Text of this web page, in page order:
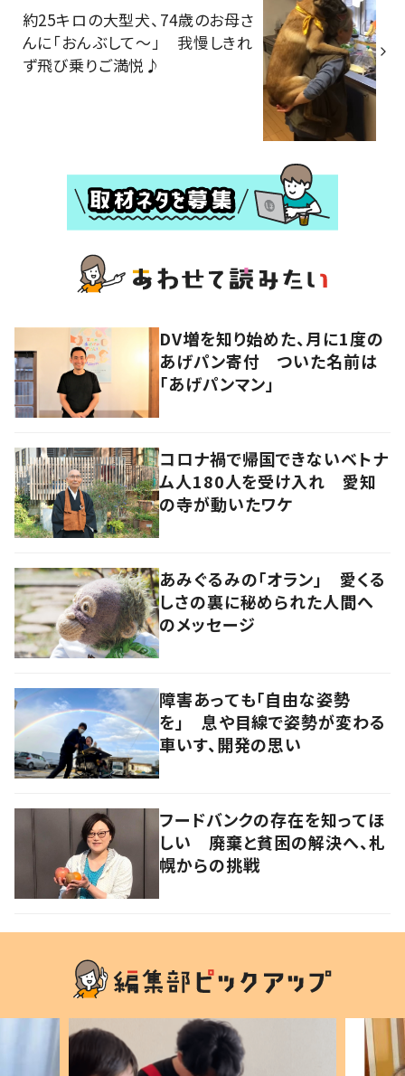
約25キロの大型犬、74歳のお母さ
んに「おんぶして～」 我慢しきれ
ず飛び乗りご満悦♪
DV増を知り始めた、月に1度の
あげパン寄付 ついた名前は
「あげパンマン」
コロナ禍で帰国できないベトナ
ム人180人を受け入れ 愛知
の寺が動いたワケ
あみぐるみの「オラン」 愛くる
しさの裏に秘められた人間へ
のメッセージ
障害あっても「自由な姿勢
を」 息や目線で姿勢が変わる
車いす、開発の思い
フードバンクの存在を知ってほ
しい 廃棄と貧困の解決へ、札
幌からの挑戦